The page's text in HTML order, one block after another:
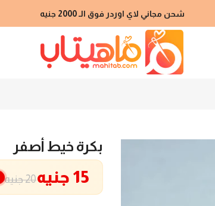
شحن مجاني لاي اوردر فوق الـ 2000 جنيه
بكرة خيط أصفر
20 جنيه 15 جنيه